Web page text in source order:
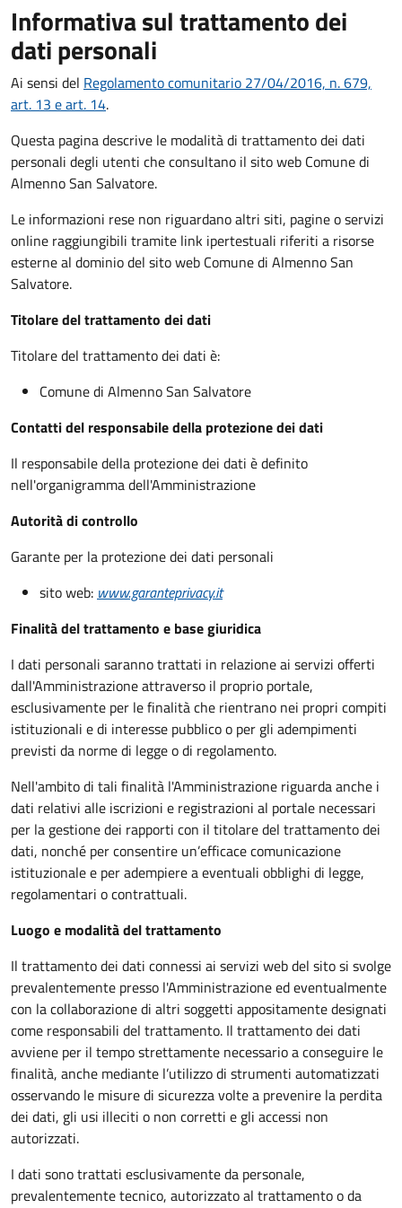
Informativa sul trattamento dei
dati personali
Ai sensi del Regolamento comunitario 27/04/2016, n. 679,
art. 13 e art. 14.
Questa pagina descrive le modalità di trattamento dei dati
personali degli utenti che consultano il sito web Comune di
Almenno San Salvatore.
Le informazioni rese non riguardano altri siti, pagine o servizi
online raggiungibili tramite link ipertestuali riferiti a risorse
esterne al dominio del sito web Comune di Almenno San
Salvatore.
Titolare del trattamento dei dati
Titolare del trattamento dei dati è:
Comune di Almenno San Salvatore
Contatti del responsabile della protezione dei dati
Il responsabile della protezione dei dati è definito
nell'organigramma dell'Amministrazione
Autorità di controllo
Garante per la protezione dei dati personali
sito web: www.garanteprivacy.it
Finalità del trattamento e base giuridica
I dati personali saranno trattati in relazione ai servizi offerti
dall'Amministrazione attraverso il proprio portale,
esclusivamente per le finalità che rientrano nei propri compiti
istituzionali e di interesse pubblico o per gli adempimenti
previsti da norme di legge o di regolamento.
Nell'ambito di tali finalità l'Amministrazione riguarda anche i
dati relativi alle iscrizioni e registrazioni al portale necessari
per la gestione dei rapporti con il titolare del trattamento dei
dati, nonché per consentire un’efficace comunicazione
istituzionale e per adempiere a eventuali obblighi di legge,
regolamentari o contrattuali.
Luogo e modalità del trattamento
Il trattamento dei dati connessi ai servizi web del sito si svolge
prevalentemente presso l'Amministrazione ed eventualmente
con la collaborazione di altri soggetti appositamente designati
come responsabili del trattamento. Il trattamento dei dati
avviene per il tempo strettamente necessario a conseguire le
finalità, anche mediante l’utilizzo di strumenti automatizzati
osservando le misure di sicurezza volte a prevenire la perdita
dei dati, gli usi illeciti o non corretti e gli accessi non
autorizzati.
I dati sono trattati esclusivamente da personale,
prevalentemente tecnico, autorizzato al trattamento o da